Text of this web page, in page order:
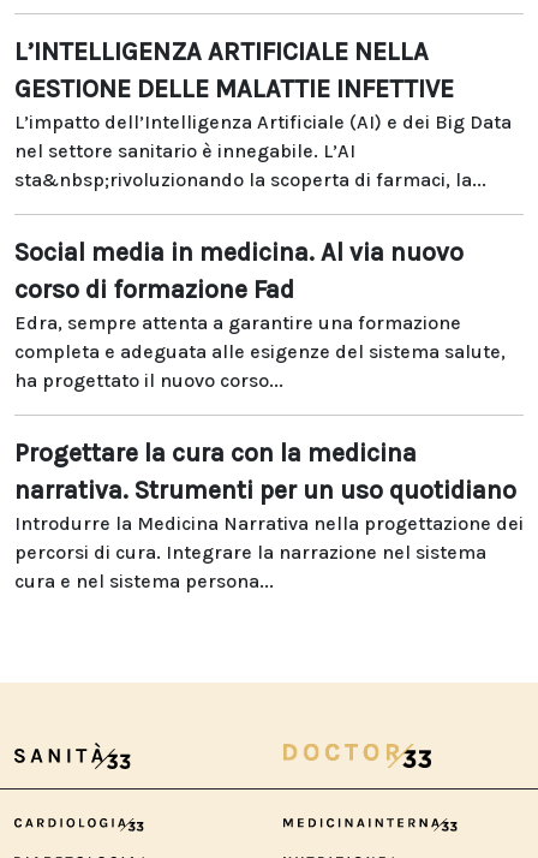
L’INTELLIGENZA ARTIFICIALE NELLA
GESTIONE DELLE MALATTIE INFETTIVE
L’impatto dell’Intelligenza Artificiale (AI) e dei Big Data
nel settore sanitario è innegabile. L’AI
sta&nbsp;rivoluzionando la scoperta di farmaci, la...
Social media in medicina. Al via nuovo
corso di formazione Fad
Edra, sempre attenta a garantire una formazione
completa e adeguata alle esigenze del sistema salute,
ha progettato il nuovo corso...
Progettare la cura con la medicina
narrativa. Strumenti per un uso quotidiano
Introdurre la Medicina Narrativa nella progettazione dei
percorsi di cura. Integrare la narrazione nel sistema
cura e nel sistema persona...